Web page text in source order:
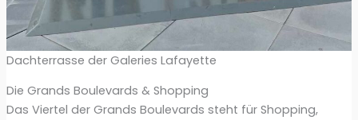
Dachterrasse der Galeries Lafayette
Die Grands Boulevards & Shopping
Das Viertel der Grands Boulevards steht für Shopping,